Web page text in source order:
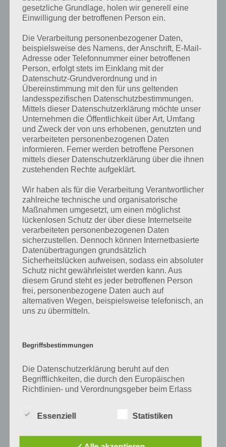
Nachfolgend haben wir weitere Artikel zur App mit mehr
Informationen verlinkt.
APPS
STAR WARS FORCE ARENA:
ECHTZEIT PVP KÄMPFE FÜR
ANDROID, IPHONE UND IPAD
PAUL STELZER-10. FEBRUAR 2017
[caption id="attachment_35950" align="alignright"
width="150"] Star Wars Force Arena von Netmarble
Games[/caption] Bei Star Wars Force Arena handelt es
sich um ein Echtzeit Kampf-Spiel für Android, iPhone
und…
keine News verfasst. Sobald wir Artikel haben, werden wir euch
diese natürlich hier vorstellen.
Tipps und Tricks zu Star Wars Force Arena
Spiele App Star Wars Force Arena verfasst. Wir werden uns aber
gesetzliche Grundlage, holen wir generell eine
Einwilligung der betroffenen Person ein.
Die Verarbeitung personenbezogener Daten,
beispielsweise des Namens, der Anschrift, E-Mail-
Adresse oder Telefonnummer einer betroffenen
Person, erfolgt stets im Einklang mit der
Datenschutz-Grundverordnung und in
Übereinstimmung mit den für uns geltenden
landesspezifischen Datenschutzbestimmungen.
Mittels dieser Datenschutzerklärung möchte unser
Unternehmen die Öffentlichkeit über Art, Umfang
und Zweck der von uns erhobenen, genutzten und
verarbeiteten personenbezogenen Daten
informieren. Ferner werden betroffene Personen
mittels dieser Datenschutzerklärung über die ihnen
zustehenden Rechte aufgeklärt.
Wir haben als für die Verarbeitung Verantwortlicher
zahlreiche technische und organisatorische
Maßnahmen umgesetzt, um einen möglichst
lückenlosen Schutz der über diese Internetseite
verarbeiteten personenbezogenen Daten
sicherzustellen. Dennoch können Internetbasierte
Datenübertragungen grundsätzlich
Sicherheitslücken aufweisen, sodass ein absoluter
Schutz nicht gewährleistet werden kann. Aus
diesem Grund steht es jeder betroffenen Person
frei, personenbezogene Daten auch auf
alternativen Wegen, beispielsweise telefonisch, an
uns zu übermitteln.
Begriffsbestimmungen
Die Datenschutzerklärung beruht auf den
Begrifflichkeiten, die durch den Europäischen
Richtlinien- und Verordnungsgeber beim Erlass
soll sowohl für die Öffentlichkeit als auch für
Essenziell Statistiken